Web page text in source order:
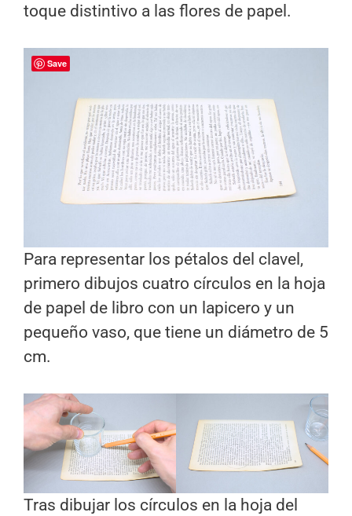
toque distintivo a las flores de papel.
Para representar los pétalos del clavel,
primero dibujos cuatro círculos en la hoja
de papel de libro con un lapicero y un
pequeño vaso, que tiene un diámetro de 5
cm.
Tras dibujar los círculos en la hoja del
Save